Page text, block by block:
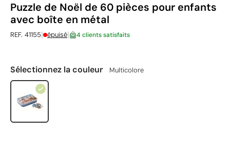
Puzzle de Noël de 60 pièces pour enfants
avec boîte en métal
REF. 41155| épuisé| 4 clients satisfaits
Sélectionnez la couleur Multicolore